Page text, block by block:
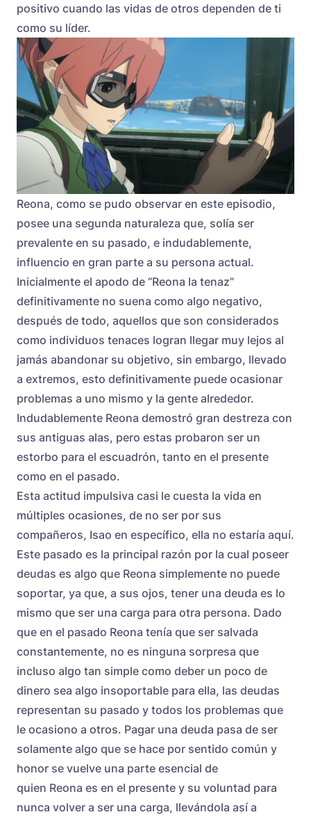
positivo cuando las vidas de otros dependen de ti
como su líder.
Reona, como se pudo observar en este episodio,
posee una segunda naturaleza que, solía ser
prevalente en su pasado, e indudablemente,
influencio en gran parte a su persona actual.
Inicialmente el apodo de “Reona la tenaz”
definitivamente no suena como algo negativo,
después de todo, aquellos que son considerados
como individuos tenaces logran llegar muy lejos al
jamás abandonar su objetivo, sin embargo, llevado
a extremos, esto definitivamente puede ocasionar
problemas a uno mismo y la gente alrededor.
Indudablemente Reona demostró gran destreza con
sus antiguas alas, pero estas probaron ser un
estorbo para el escuadrón, tanto en el presente
como en el pasado.
Esta actitud impulsiva casi le cuesta la vida en
múltiples ocasiones, de no ser por sus
compañeros, Isao en específico, ella no estaría aquí.
Este pasado es la principal razón por la cual poseer
deudas es algo que Reona simplemente no puede
soportar, ya que, a sus ojos, tener una deuda es lo
mismo que ser una carga para otra persona. Dado
que en el pasado Reona tenía que ser salvada
constantemente, no es ninguna sorpresa que
incluso algo tan simple como deber un poco de
dinero sea algo insoportable para ella, las deudas
representan su pasado y todos los problemas que
le ocasiono a otros. Pagar una deuda pasa de ser
solamente algo que se hace por sentido común y
honor se vuelve una parte esencial de
quien Reona es en el presente y su voluntad para
nunca volver a ser una carga, llevándola así a